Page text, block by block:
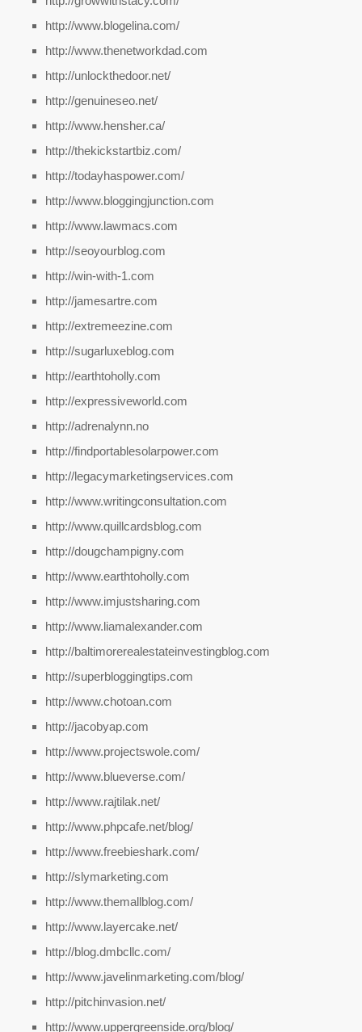
http://www.blogelina.com/
http://www.thenetworkdad.com
http://unlockthedoor.net/
http://genuineseo.net/
http://www.hensher.ca/
http://thekickstartbiz.com/
http://todayhaspower.com/
http://www.bloggingjunction.com
http://www.lawmacs.com
http://seoyourblog.com
http://win-with-1.com
http://jamesartre.com
http://extremeezine.com
http://sugarluxeblog.com
http://earthtoholly.com
http://expressiveworld.com
http://adrenalynn.no
http://findportablesolarpower.com
http://legacymarketingservices.com
http://www.writingconsultation.com
http://www.quillcardsblog.com
http://dougchampigny.com
http://www.earthtoholly.com
http://www.imjustsharing.com
http://www.liamalexander.com
http://baltimorerealestateinvestingblog.com
http://superbloggingtips.com
http://www.chotoan.com
http://jacobyap.com
http://www.projectswole.com/
http://www.blueverse.com/
http://www.rajtilak.net/
http://www.phpcafe.net/blog/
http://www.freebieshark.com/
http://slymarketing.com
http://www.themallblog.com/
http://www.layercake.net/
http://blog.dmbcllc.com/
http://www.javelinmarketing.com/blog/
http://pitchinvasion.net/
http://www.uppergreenside.org/blog/